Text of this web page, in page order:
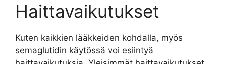
Haittavaikutukset
Kuten kaikkien lääkkeiden kohdalla, myös
semaglutidin käytössä voi esiintyä